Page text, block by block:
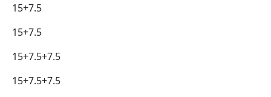
15+7.5
15+7.5
15+7.5+7.5
15+7.5+7.5